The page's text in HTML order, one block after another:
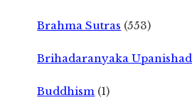
Brahma Sutras (553)
Brihadaranyaka Upanishad
Buddhism (1)